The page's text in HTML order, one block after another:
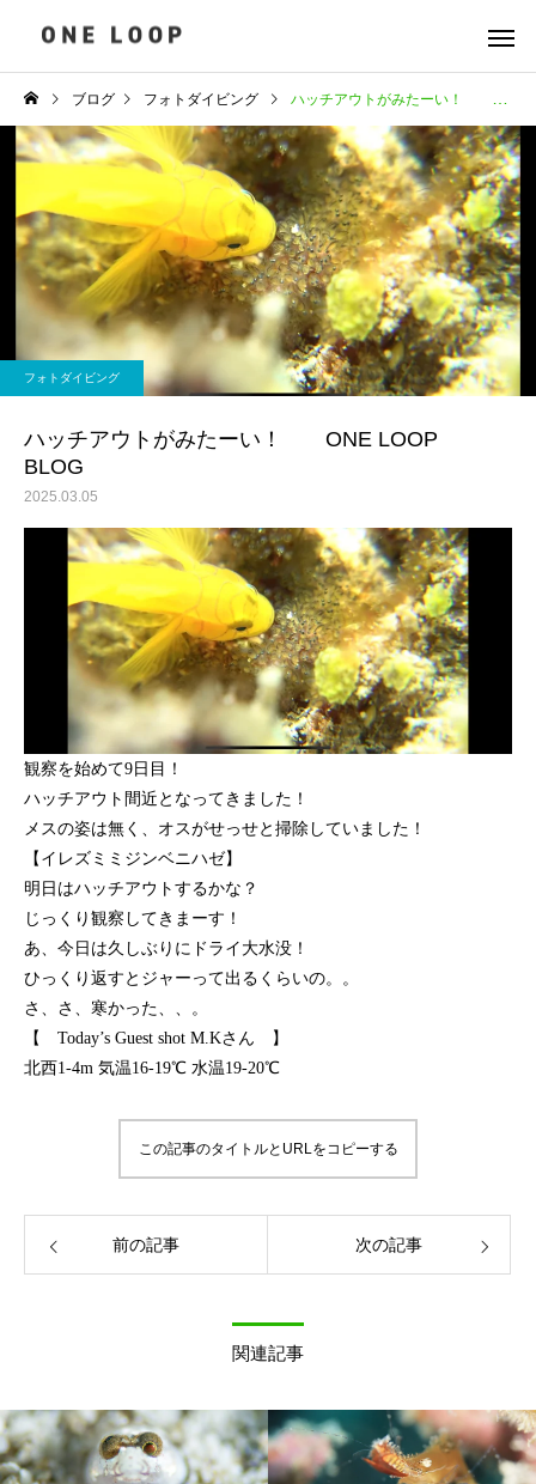
ブログ フォトダイビング ハッチアウトがみたーい！ ONE LOOP BLOG
フォトダイビング
ハッチアウトがみたーい！ ONE LOOP
BLOG
2025.03.05
観察を始めて9日目！
ハッチアウト間近となってきました！
メスの姿は無く、オスがせっせと掃除していました！
【イレズミミジンベニハゼ】
明日はハッチアウトするかな？
じっくり観察してきまーす！
あ、今日は久しぶりにドライ大水没！
ひっくり返すとジャーって出るくらいの。。
さ、さ、寒かった、、。
【 Today’s Guest shot M.Kさん 】
北西1-4m 気温16-19℃ 水温19-20℃
この記事のタイトルとURLをコピーする
前の記事 次の記事
関連記事